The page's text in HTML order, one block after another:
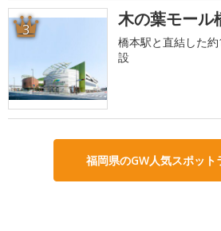
3 木の葉モール
橋本駅と直結した
設
福岡県のGW人気スポット